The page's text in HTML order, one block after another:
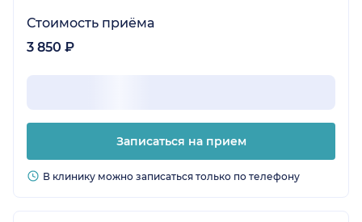
Стоимость приёма
3 850 ₽
Записаться на прием
В клинику можно записаться только по телефону